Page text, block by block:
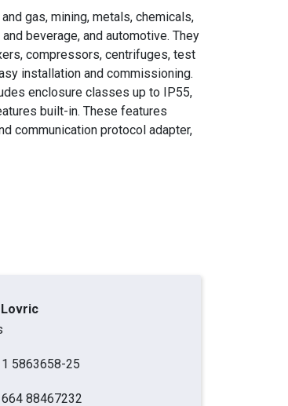
gas, mining, metals, chemicals,
beverage, and automotive. They
compressors, centrifuges, test
installation and commissioning.
enclosure classes up to IP55,
built-in. These features
communication protocol adapter,
5863658-25
88467232